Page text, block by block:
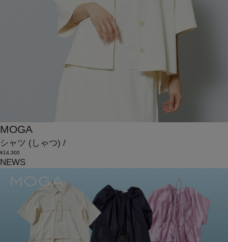
MOGA
シャツ (しゃつ) /
¥14,300
NEWS